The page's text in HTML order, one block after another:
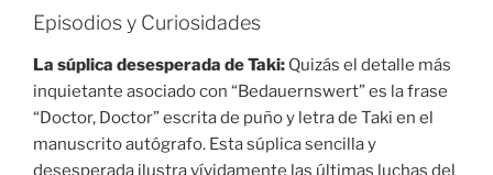
Episodios y Curiosidades
La súplica desesperada de Taki: Quizás el detalle más
inquietante asociado con “Bedauernswert” es la frase
“Doctor, Doctor” escrita de puño y letra de Taki en el
manuscrito autógrafo. Esta súplica sencilla y
desesperada ilustra vívidamente las últimas luchas del